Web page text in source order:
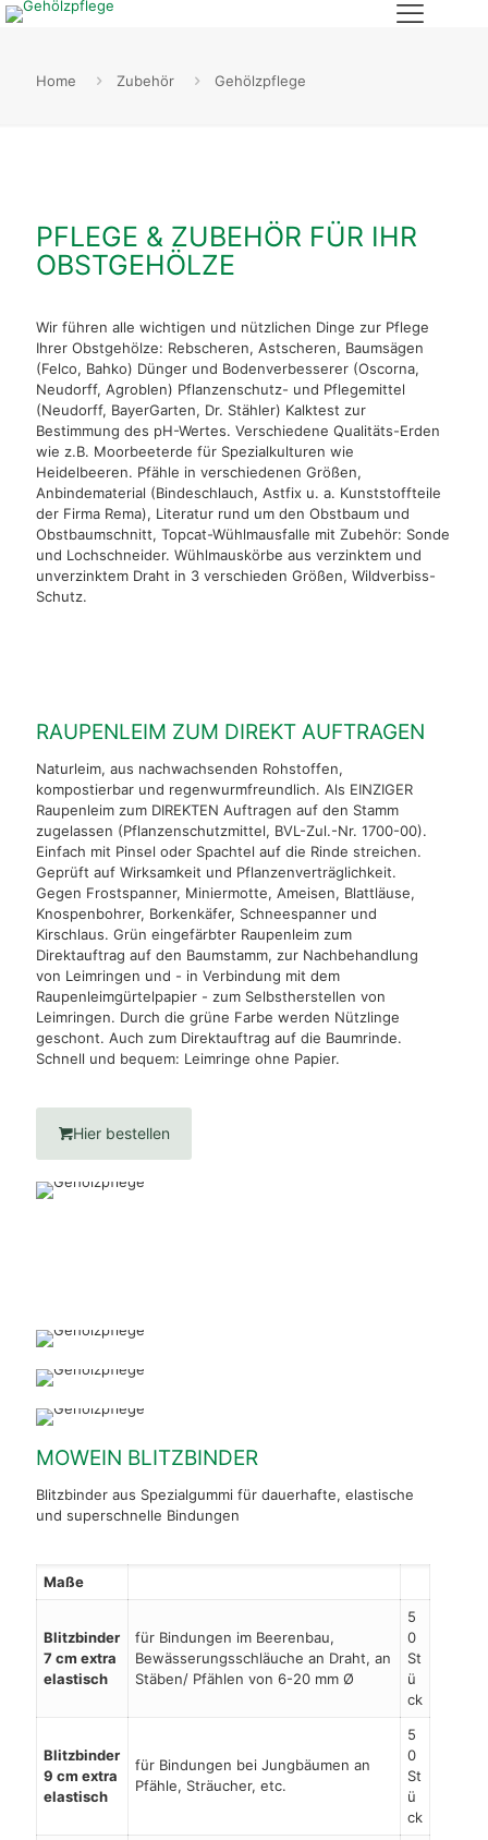
Home Zubehör Gehölzpflege
PFLEGE & ZUBEHÖR FÜR IHR
OBSTGEHÖLZE
Wir führen alle wichtigen und nützlichen Dinge zur Pflege
Ihrer Obstgehölze: Rebscheren, Astscheren, Baumsägen
(Felco, Bahko) Dünger und Bodenverbesserer (Oscorna,
Neudorff, Agroblen) Pflanzenschutz- und Pflegemittel
(Neudorff, BayerGarten, Dr. Stähler) Kalktest zur
Bestimmung des pH-Wertes. Verschiedene Qualitäts-Erden
wie z.B. Moorbeeterde für Spezialkulturen wie
Heidelbeeren. Pfähle in verschiedenen Größen,
Anbindematerial (Bindeschlauch, Astfix u. a. Kunststoffteile
der Firma Rema), Literatur rund um den Obstbaum und
Obstbaumschnitt, Topcat-Wühlmausfalle mit Zubehör: Sonde
und Lochschneider. Wühlmauskörbe aus verzinktem und
unverzinktem Draht in 3 verschieden Größen, Wildverbiss-
Schutz.
RAUPENLEIM ZUM DIREKT AUFTRAGEN
Naturleim, aus nachwachsenden Rohstoffen,
kompostierbar und regenwurmfreundlich. Als EINZIGER
Raupenleim zum DIREKTEN Auftragen auf den Stamm
zugelassen (Pflanzenschutzmittel, BVL-Zul.-Nr. 1700-00).
Einfach mit Pinsel oder Spachtel auf die Rinde streichen.
Geprüft auf Wirksamkeit und Pflanzenverträglichkeit.
Gegen Frostspanner, Miniermotte, Ameisen, Blattläuse,
Knospenbohrer, Borkenkäfer, Schneespanner und
Kirschlaus. Grün eingefärbter Raupenleim zum
Direktauftrag auf den Baumstamm, zur Nachbehandlung
von Leimringen und - in Verbindung mit dem
Raupenleimgürtelpapier - zum Selbstherstellen von
Leimringen. Durch die grüne Farbe werden Nützlinge
geschont. Auch zum Direktauftrag auf die Baumrinde.
Schnell und bequem: Leimringe ohne Papier.
Hier bestellen
MOWEIN BLITZBINDER
Blitzbinder aus Spezialgummi für dauerhafte, elastische
und superschnelle Bindungen
Maße
Blitzbinder
7 cm extra
elastisch
für Bindungen im Beerenbau,
Bewässerungsschläuche an Draht, an
Stäben/ Pfählen von 6-20 mm Ø
5
0
St
ü
ck
Blitzbinder
9 cm extra
elastisch
für Bindungen bei Jungbäumen an
Pfähle, Sträucher, etc.
5
0
St
ü
ck